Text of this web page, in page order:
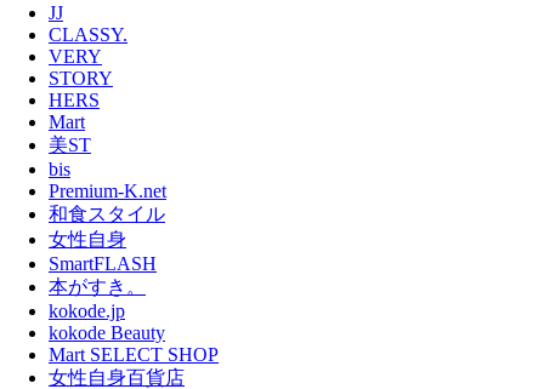
JJ
CLASSY.
VERY
STORY
HERS
Mart
美ST
bis
Premium-K.net
和食スタイル
女性自身
SmartFLASH
本がすき。
kokode.jp
kokode Beauty
Mart SELECT SHOP
女性自身百貨店